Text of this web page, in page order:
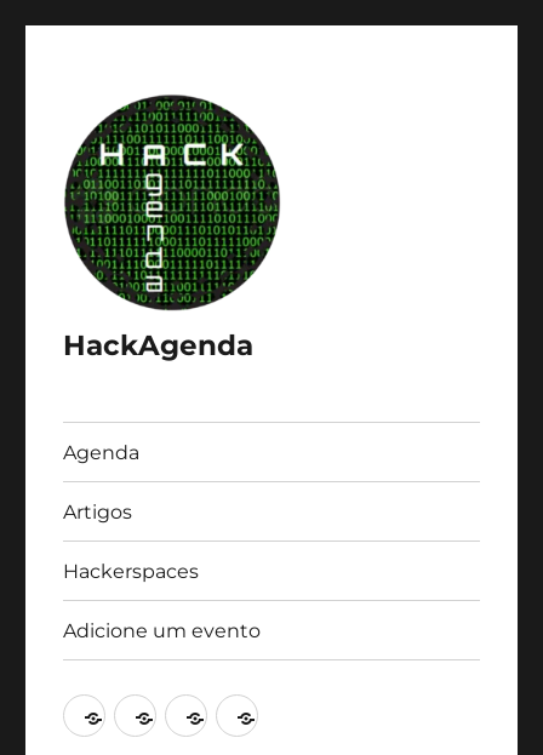
HackAgenda
Agenda
Artigos
Hackerspaces
Adicione um evento